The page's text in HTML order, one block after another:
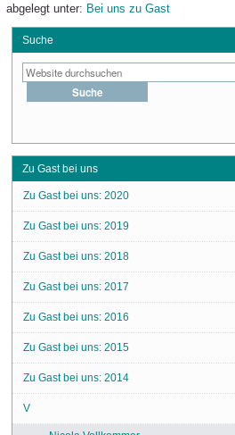
abgelegt unter: Bei uns zu Gast
Suche
Zu Gast bei uns
Zu Gast bei uns: 2020
Zu Gast bei uns: 2019
Zu Gast bei uns: 2018
Zu Gast bei uns: 2017
Zu Gast bei uns: 2016
Zu Gast bei uns: 2015
Zu Gast bei uns: 2014
V